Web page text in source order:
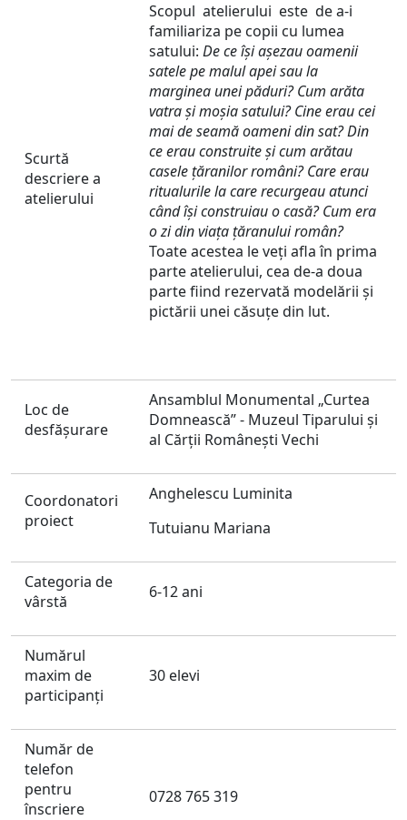
Scurtă
descriere a
atelierului
Scopul atelierului este de a-i
familiariza pe copii cu lumea
satului: De ce își așezau oamenii
satele pe malul apei sau la
marginea unei păduri? Cum arăta
vatra și moșia satului? Cine erau cei
mai de seamă oameni din sat? Din
ce erau construite și cum arătau
casele țăranilorromâni? Care erau
ritualurile la care recurgeau atunci
când își construiau o casă? Cum era
o zi din viața țăranului român?
Toate acestea le veți afla în prima
parte atelierului, cea de-a doua
parte fiind rezervată modelării și
pictării unei căsuțe din lut.
Loc de
desfăşurare
Ansamblul Monumental „Curtea
Domnească” - Muzeul Tiparului și
al Cărții Românești Vechi
Coordonatori
proiect
Anghelescu Luminita
Tutuianu Mariana
Categoria de
vârstă
6-12 ani
Numărul
maxim de
participanți
30 elevi
Număr de
telefon
pentru
înscriere
0728 765 319